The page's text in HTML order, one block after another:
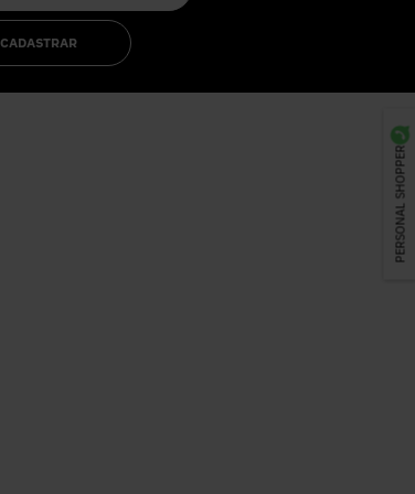
PERSONAL SHOPPER
CADASTRAR